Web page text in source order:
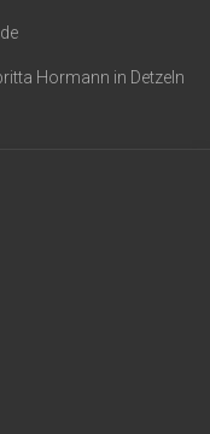
Hormann in Detzeln